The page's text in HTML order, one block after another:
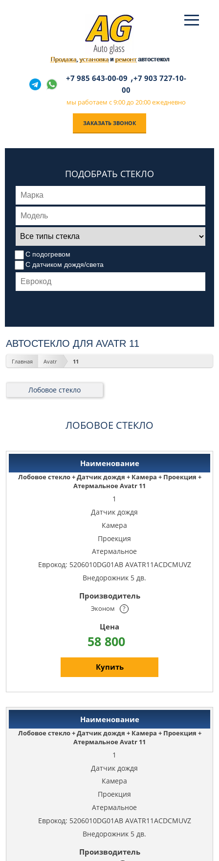
Продажа,установкаи ремонтавтостекол
+7 985 643-00-09 ,+7 903 727-10-
00
мы работаем с 9:00 до 20:00 ежедневно
ЗАКАЗАТЬ ЗВОНОК
ПОДОБРАТЬ СТЕКЛО
С подогревом
С датчиком дождя/света
АВТОСТЕКЛО ДЛЯ AVATR 11
Главная Avatr 11
Лобовое стекло
ЛОБОВОЕ СТЕКЛО
Лобовое стекло + Датчик дождя + Камера + Проекция +
Атермальное Avatr 11
1
Датчик дождя
Камера
Проекция
Атермальное
Еврокод: 5206010DG01AB AVATR11ACDCMUVZ
Внедорожник 5 дв.
Эконом ?
58 800
Купить
Лобовое стекло + Датчик дождя + Камера + Проекция +
Атермальное Avatr 11
1
Датчик дождя
Камера
Проекция
Атермальное
Еврокод: 5206010DG01AB AVATR11ACDCMUVZ
Внедорожник 5 дв.